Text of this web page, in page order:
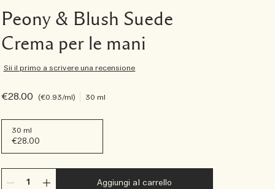
Peony & Blush Suede
Crema per le mani
Sii il primo a scrivere una recensione
€28.00 €0.93/ml 30 ml
30 ml
€28.00
Aggiungi al carrello